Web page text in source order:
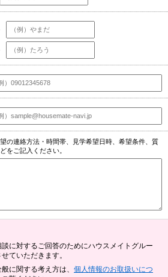
の連絡方法・時間帯、見学希望日時、希望条件、質
をご記入ください。
に対するご回答のためにハウスメイトグルー
ていただきます。
に関する考え方は、 個人情報のお取扱いにつ